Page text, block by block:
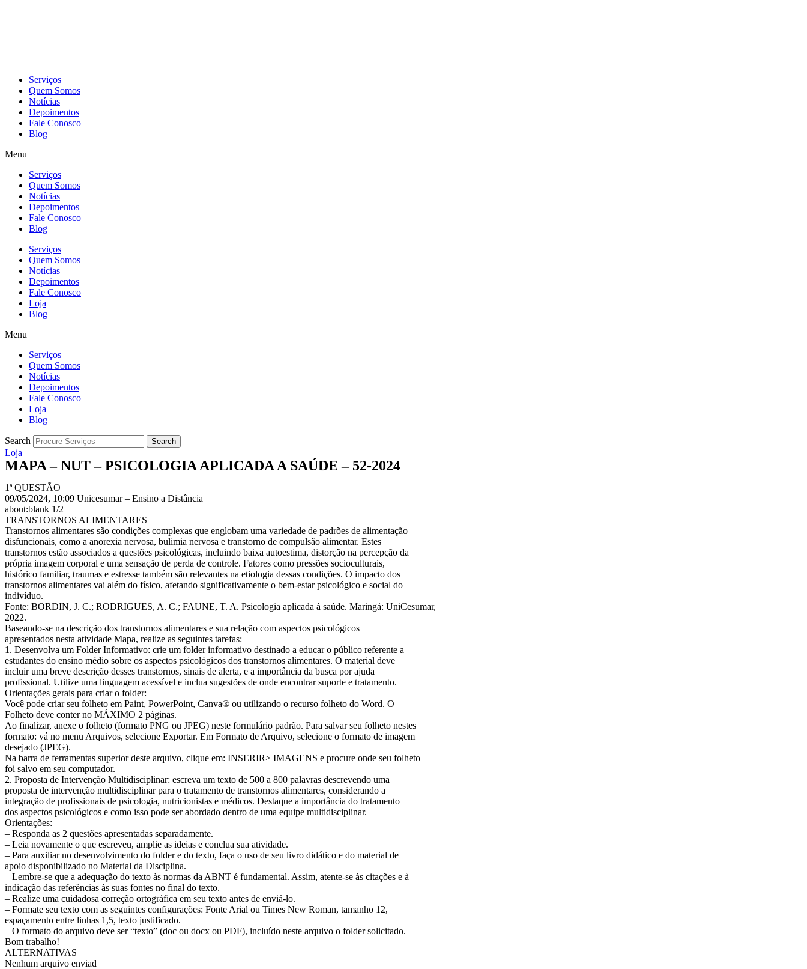
Serviços
Quem Somos
Notícias
Depoimentos
Fale Conosco
Blog
Menu
Serviços
Quem Somos
Notícias
Depoimentos
Fale Conosco
Blog
Serviços
Quem Somos
Notícias
Depoimentos
Fale Conosco
Loja
Blog
Menu
Serviços
Quem Somos
Notícias
Depoimentos
Fale Conosco
Loja
Blog
Search Search
Loja
MAPA – NUT – PSICOLOGIA APLICADA A SAÚDE – 52-2024
1ª QUESTÃO
09/05/2024, 10:09 Unicesumar – Ensino a Distância
about:blank 1/2
TRANSTORNOS ALIMENTARES
Transtornos alimentares são condições complexas que englobam uma variedade de padrões de alimentação
disfuncionais, como a anorexia nervosa, bulimia nervosa e transtorno de compulsão alimentar. Estes
transtornos estão associados a questões psicológicas, incluindo baixa autoestima, distorção na percepção da
própria imagem corporal e uma sensação de perda de controle. Fatores como pressões socioculturais,
histórico familiar, traumas e estresse também são relevantes na etiologia dessas condições. O impacto dos
transtornos alimentares vai além do físico, afetando significativamente o bem-estar psicológico e social do
indivíduo.
Fonte: BORDIN, J. C.; RODRIGUES, A. C.; FAUNE, T. A. Psicologia aplicada à saúde. Maringá: UniCesumar,
2022.
Baseando-se na descrição dos transtornos alimentares e sua relação com aspectos psicológicos
apresentados nesta atividade Mapa, realize as seguintes tarefas:
1. Desenvolva um Folder Informativo: crie um folder informativo destinado a educar o público referente a
estudantes do ensino médio sobre os aspectos psicológicos dos transtornos alimentares. O material deve
incluir uma breve descrição desses transtornos, sinais de alerta, e a importância da busca por ajuda
profissional. Utilize uma linguagem acessível e inclua sugestões de onde encontrar suporte e tratamento.
Orientações gerais para criar o folder:
Você pode criar seu folheto em Paint, PowerPoint, Canva® ou utilizando o recurso folheto do Word. O
Folheto deve conter no MÁXIMO 2 páginas.
Ao finalizar, anexe o folheto (formato PNG ou JPEG) neste formulário padrão. Para salvar seu folheto nestes
formato: vá no menu Arquivos, selecione Exportar. Em Formato de Arquivo, selecione o formato de imagem
desejado (JPEG).
Na barra de ferramentas superior deste arquivo, clique em: INSERIR> IMAGENS e procure onde seu folheto
foi salvo em seu computador.
2. Proposta de Intervenção Multidisciplinar: escreva um texto de 500 a 800 palavras descrevendo uma
proposta de intervenção multidisciplinar para o tratamento de transtornos alimentares, considerando a
integração de profissionais de psicologia, nutricionistas e médicos. Destaque a importância do tratamento
dos aspectos psicológicos e como isso pode ser abordado dentro de uma equipe multidisciplinar.
Orientações:
– Responda as 2 questões apresentadas separadamente.
– Leia novamente o que escreveu, amplie as ideias e conclua sua atividade.
– Para auxiliar no desenvolvimento do folder e do texto, faça o uso de seu livro didático e do material de
apoio disponibilizado no Material da Disciplina.
– Lembre-se que a adequação do texto às normas da ABNT é fundamental. Assim, atente-se às citações e à
indicação das referências às suas fontes no final do texto.
– Realize uma cuidadosa correção ortográfica em seu texto antes de enviá-lo.
– Formate seu texto com as seguintes configurações: Fonte Arial ou Times New Roman, tamanho 12,
espaçamento entre linhas 1,5, texto justificado.
– O formato do arquivo deve ser “texto” (doc ou docx ou PDF), incluído neste arquivo o folder solicitado.
Bom trabalho!
ALTERNATIVAS
Nenhum arquivo enviad